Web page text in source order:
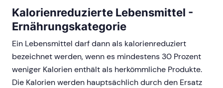
Kalorienreduzierte Lebensmittel -
Ernährungskategorie
Ein Lebensmittel darf dann als kalorienreduziert
bezeichnet werden, wenn es mindestens 30 Prozent
weniger Kalorien enthält als herkömmliche Produkte.
Die Kalorien werden hauptsächlich durch den Ersatz